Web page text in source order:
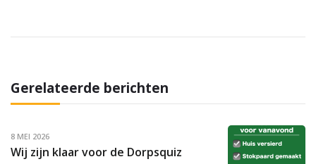
Gerelateerde berichten
8 MEI 2026
Wij zijn klaar voor de Dorpsquiz